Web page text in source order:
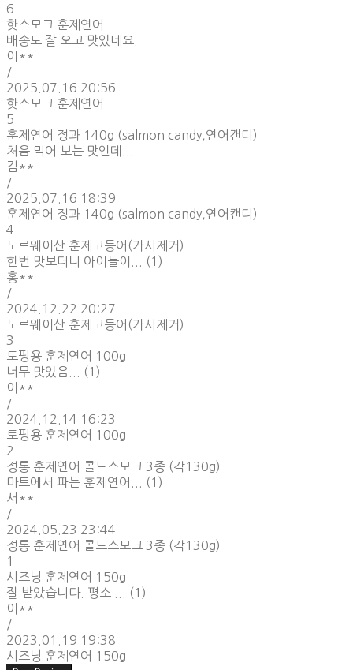
6
핫스모크 훈제연어
배송도 잘 오고 맛있네요.
이**
/
2025.07.16 20:56
핫스모크 훈제연어
5
훈제연어 정과 140g (salmon candy,연어캔디)
처음 먹어 보는 맛인데...
김**
/
2025.07.16 18:39
훈제연어 정과 140g (salmon candy,연어캔디)
4
노르웨이산 훈제고등어(가시제거)
한번 맛보더니 아이들이... (1)
홍**
/
2024.12.22 20:27
노르웨이산 훈제고등어(가시제거)
3
토핑용 훈제연어 100g
너무 맛있음... (1)
이**
/
2024.12.14 16:23
토핑용 훈제연어 100g
2
정통 훈제연어 콜드스모크 3종 (각130g)
마트에서 파는 훈제연어... (1)
서**
/
2024.05.23 23:44
정통 훈제연어 콜드스모크 3종 (각130g)
1
시즈닝 훈제연어 150g
잘 받았습니다. 평소 ... (1)
이**
/
2023.01.19 19:38
시즈닝 훈제연어 150g